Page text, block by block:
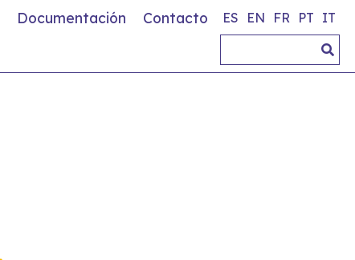
Documentación Contacto ES EN FR PT IT